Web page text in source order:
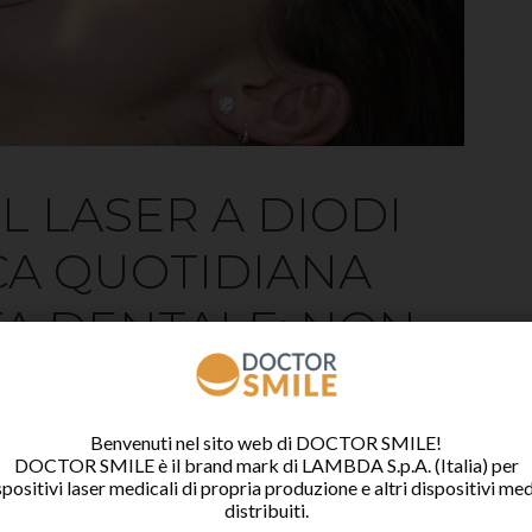
LASER A DIODI
QUOTIDIANA
DENTALE: NON
igienisti dentali in collaborazione con UNID
Benvenuti nel sito web di DOCTOR SMILE!
DOCTOR SMILE è il brand mark di LAMBDA S.p.A. (Italia) per
laser medicali di propria produzione e altri dispositivi
distribuiti.